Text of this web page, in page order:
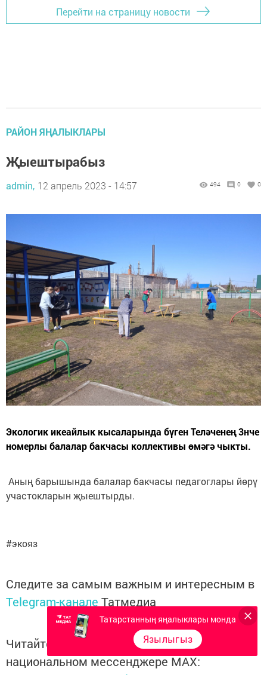
Перейти на страницу новости
РАЙОН ЯҢАЛЫКЛАРЫ
Җыештырабыз
admin, 12 апрель 2023 - 14:57 494 0 0
Экологик икеайлык кысаларында бүген Теләченең 3нче
номерлы балалар бакчасы коллективы өмәгә чыкты.
Аның барышында балалар бакчасы педагоглары йөрү
участокларын җыештырды.
#экояз
Следите за самым важным и интересным в
Telegram-канале Татмедиа
Читайте новости Татарстана в
национальном мессенджере MАХ:
Татарстанның яңалыклары монда
Язылыгыз